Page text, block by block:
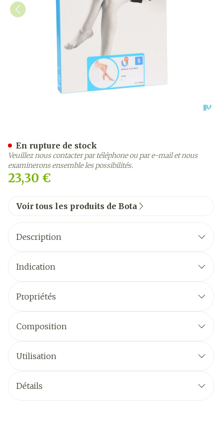
23,30 €
En rupture de stock
Veuillez nous contacter par téléphone ou par e-mail et nous
examinerons ensemble les possibilités.
Voir tous les produits de Bota
Description
Indication
Propriétés
Composition
Utilisation
Détails